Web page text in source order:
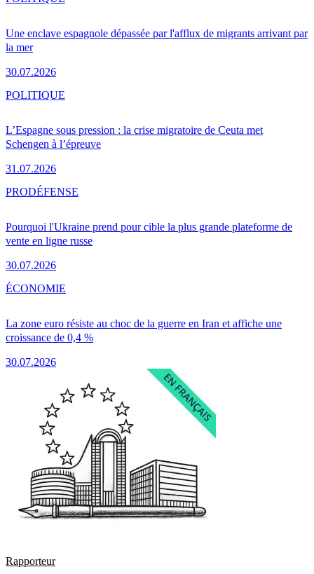
Une enclave espagnole dépassée par l'afflux de migrants arrivant par
la mer
30.07.2026
L’Espagne sous pression : la crise migratoire de Ceuta met
Schengen à l’épreuve
31.07.2026
POLITIQUE
Pourquoi l'Ukraine prend pour cible la plus grande plateforme de
vente en ligne russe
30.07.2026
PRODÉFENSE
La zone euro résiste au choc de la guerre en Iran et affiche une
croissance de 0,4 %
30.07.2026
ÉCONOMIE
Rapporteur